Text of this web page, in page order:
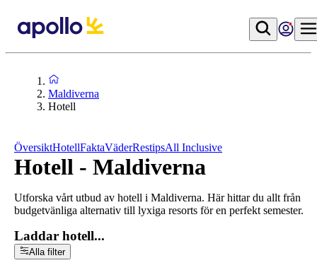
Maldiverna
Hotell
ÖversiktHotellFaktaVäderRestipsAll Inclusive
Hotell - Maldiverna
Utforska vårt utbud av hotell i Maldiverna. Här hittar du allt från
budgetvänliga alternativ till lyxiga resorts för en perfekt semester.
Laddar hotell...
Alla filter